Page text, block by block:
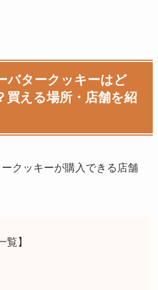
バタークッキーはど
買える場所・店舗を紹
クッキーが購入できる店舗
覧】